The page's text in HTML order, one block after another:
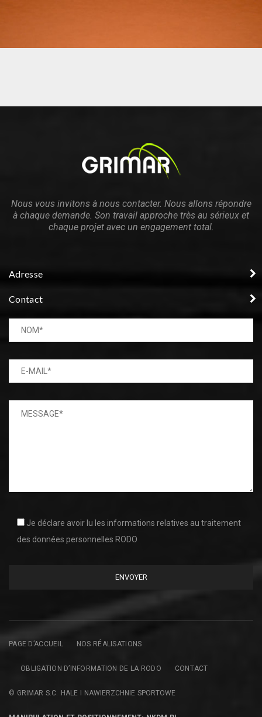
Nous vous invitons à nous contacter. Nous allons répondre
à chaque demande. Son travail approche très au sérieux et
chaque projet avec un engagement total.
Adresse
Contact
Je déclare avoir lu les informations relatives au traitement
des données personnelles RODO
PAGE D’ACCUEIL NOS RÉALISATIONS
OBLIGATION D’INFORMATION DE LA RODO CONTACT
© GRIMAR S.C. HALE I NAWIERZCHNIE SPORTOWE